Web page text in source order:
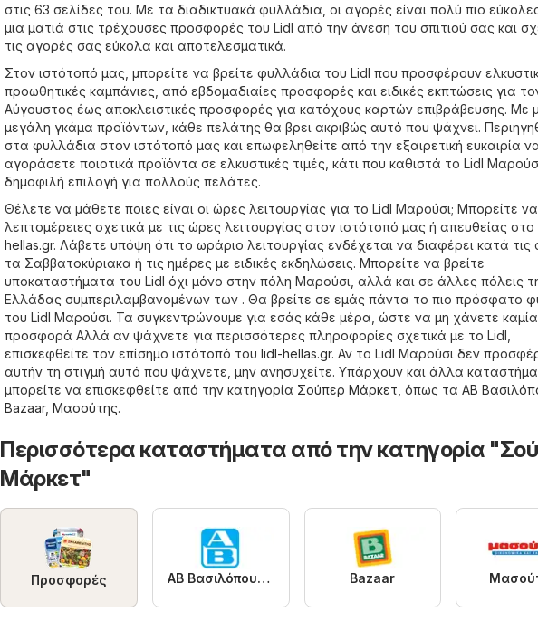
στις 63 σελίδες του. Με τα διαδικτυακά φυλλάδια, οι αγορές είναι πολύ πιο
μια ματιά στις τρέχουσες προσφορές του Lidl από την άνεση του σπιτιού σας και
τις αγορές σας εύκολα και αποτελεσματικά.
Στον ιστότοπό μας, μπορείτε να βρείτε φυλλάδια του Lidl που προσφέρουν
προωθητικές καμπάνιες, από εβδομαδιαίες προσφορές και ειδικές εκπτώσεις για
Αύγουστος έως αποκλειστικές προσφορές για κατόχους καρτών επιβράβευσης. Με
μεγάλη γκάμα προϊόντων, κάθε πελάτης θα βρει ακριβώς αυτό που ψάχνει.
στα φυλλάδια στον ιστότοπό μας και επωφεληθείτε από την εξαιρετική ευκαιρία
αγοράσετε ποιοτικά προϊόντα σε ελκυστικές τιμές, κάτι που καθιστά το Lidl
δημοφιλή επιλογή για πολλούς πελάτες.
Θέλετε να μάθετε ποιες είναι οι ώρες λειτουργίας για το Lidl Μαρούσι; Μπορείτε να
λεπτομέρειες σχετικά με τις ώρες λειτουργίας στον ιστότοπό μας ή απευθείας στο
hellas.gr. Λάβετε υπόψη ότι το ωράριο λειτουργίας ενδέχεται να διαφέρει κατά τις
τα Σαββατοκύριακα ή τις ημέρες με ειδικές εκδηλώσεις. Μπορείτε να βρείτε
υποκαταστήματα του Lidl όχι μόνο στην πόλη Μαρούσι, αλλά και σε άλλες πόλεις
Ελλάδας συμπεριλαμβανομένων των . Θα βρείτε σε εμάς πάντα το πιο πρόσφατο
του Lidl Μαρούσι. Τα συγκεντρώνουμε για εσάς κάθε μέρα, ώστε να μη χάνετε καμία
προσφορά Αλλά αν ψάχνετε για περισσότερες πληροφορίες σχετικά με το Lidl,
επισκεφθείτε τον επίσημο ιστότοπό του lidl-hellas.gr. Αν το Lidl Μαρούσι δεν
αυτήν τη στιγμή αυτό που ψάχνετε, μην ανησυχείτε. Υπάρχουν και άλλα
μπορείτε να επισκεφθείτε από την κατηγορία Σούπερ Μάρκετ , όπως τα ΑΒ
Bazaar, Μασούτης.
Περισσότερα καταστήματα από την κατηγορία
Μάρκετ"
Προσφορές ΑΒ Βασιλόπουλος Bazaar